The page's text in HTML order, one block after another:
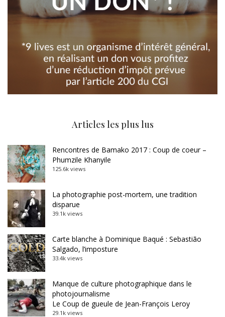
Articles les plus lus
Rencontres de Bamako 2017 : Coup de coeur –
Phumzile Khanyile
125.6k views
La photographie post-mortem, une tradition
disparue
39.1k views
Carte blanche à Dominique Baqué : Sebastião
Salgado, l’imposture
33.4k views
Manque de culture photographique dans le
photojournalisme
Le Coup de gueule de Jean-François Leroy
29.1k views